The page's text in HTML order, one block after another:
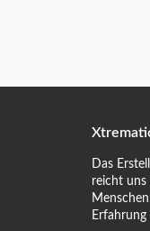
Das
reicht